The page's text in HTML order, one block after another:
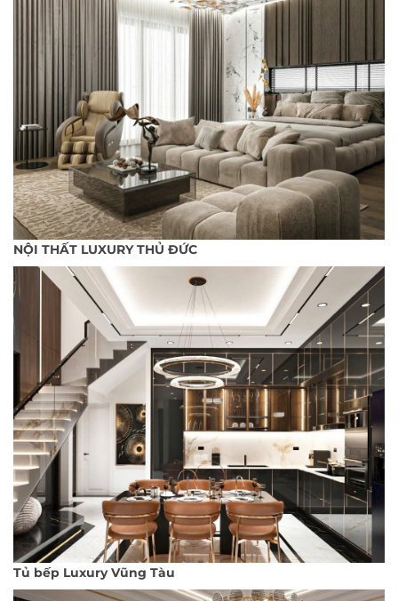
NỘI THẤT LUXURY THỦ ĐỨC
Tủ bếp Luxury Vũng Tàu